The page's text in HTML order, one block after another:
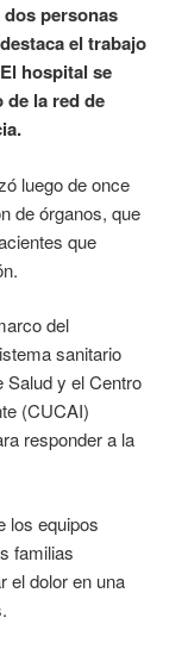
personas
el trabajo
hospital se
la red de
luego de once
de órganos, que
que
del
sanitario
Salud y el Centro
(CUCAI)
responder a la
los equipos
familias
el dolor en una